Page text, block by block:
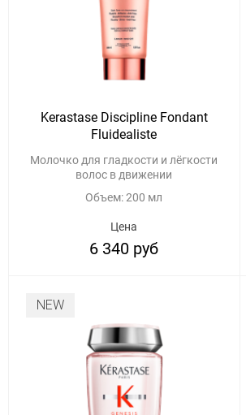
Kerastase Discipline Fondant
Fluidealiste
Молочко для гладкости и лёгкости
волос в движении
Объем: 200 мл
Цена
6 340 руб
NEW